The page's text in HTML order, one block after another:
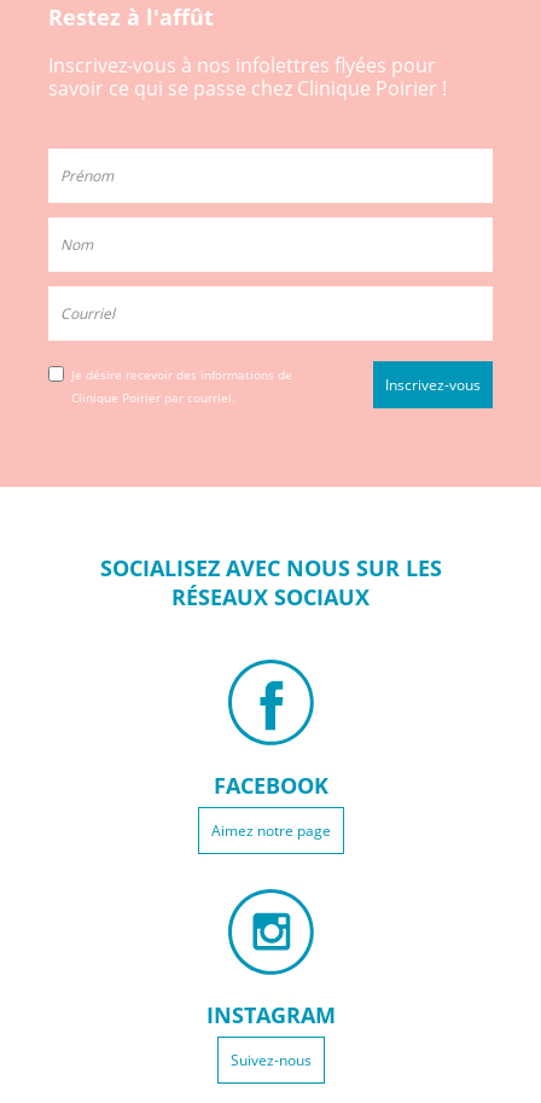
Restez à l'affût
Inscrivez-vous à nos infolettres flyées pour
savoir ce qui se passe chez Clinique Poirier !
Je désire recevoir des informations de
Clinique Poirier par courriel.
SOCIALISEZ AVEC NOUS SUR LES
RÉSEAUX SOCIAUX
FACEBOOK
Aimez notre page
INSTAGRAM
Suivez-nous